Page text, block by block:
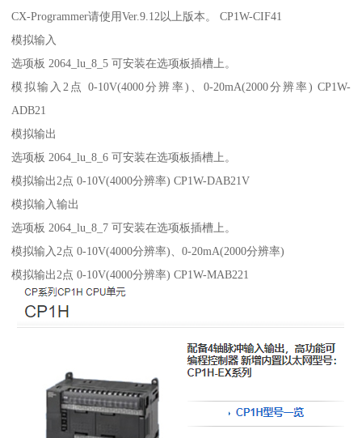
CX-Programmer请使用Ver.9.12以上版本。 CP1W-CIF41
模拟输入
选项板 2064_lu_8_5 可安装在选项板插槽上。
模拟输入2点 0-10V(4000分辨率)、0-20mA(2000分辨率) CP1W-
ADB21
模拟输出
选项板 2064_lu_8_6 可安装在选项板插槽上。
模拟输出2点 0-10V(4000分辨率) CP1W-DAB21V
模拟输入输出
选项板 2064_lu_8_7 可安装在选项板插槽上。
模拟输入2点 0-10V(4000分辨率)、0-20mA(2000分辨率)
模拟输出2点 0-10V(4000分辨率) CP1W-MAB221